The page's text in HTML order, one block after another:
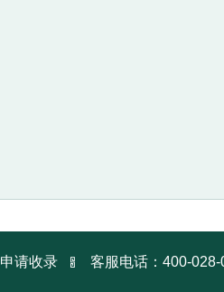
申请收录  客服电话：400-028-